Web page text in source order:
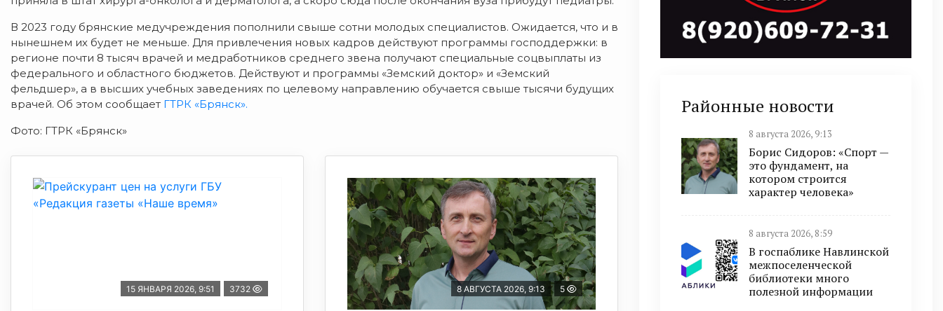
В 2023 году брянские медучреждения пополнили свыше сотни молодых специалистов. Ожидается, что и в
нынешнем их будет не меньше. Для привлечения новых кадров действуют программы господдержки: в
регионе почти 8 тысяч врачей и медработников среднего звена получают специальные соцвыплаты из
федерального и областного бюджетов. Действуют и программы «Земский доктор» и «Земский
фельдшер», а в высших учебных заведениях по целевому направлению обучается свыше тысячи будущих
врачей. Об этом сообщает ГТРК «Брянск».
Фото: ГТРК «Брянск»
15 ЯНВАРЯ 2026, 9:51 3732 8 АВГУСТА 2026, 9:13 5
Районные новости
8 августа 2026, 9:13
Борис Сидоров: «Спорт —
это фундамент, на
котором строится
характер человека»
8 августа 2026, 8:59
В госпаблике Навлинской
межпоселенческой
библиотеки много
полезной информации